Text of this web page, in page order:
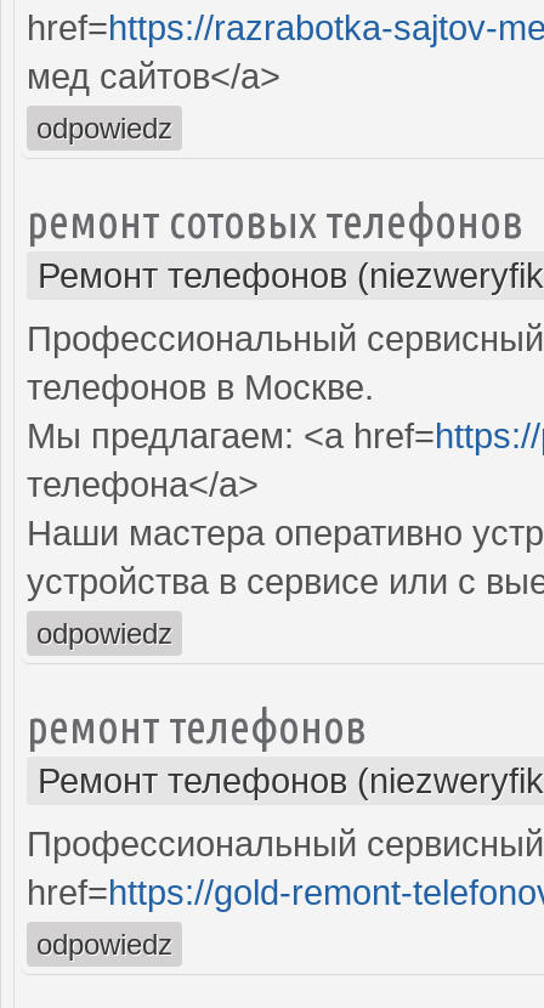
href=https://razrabotka-sajtov-
мед сайтов</a>
odpowiedz
ремонт сотовых телефонов
Ремонт телефонов
Профессиональный
телефонов в Москве.
Мы предлагаем: <a href=
телефона</a>
Наши мастера оперативно
устройства в сервисе или с
odpowiedz
ремонт телефонов
Ремонт телефонов
Профессиональный
href=https://gold-remont-
odpowiedz